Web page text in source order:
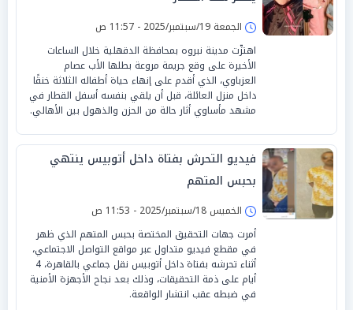
الجمعة 19/سبتمبر/2025 - 11:57 ص
اهتزّت مدينة نبروه بمحافظة الدقهلية خلال الساعات
الأخيرة على وقع جريمة مروعة بطلها الأب عصام
العزباوي، الذي أقدم على إنهاء حياة أطفاله الثلاثة خنقًا
داخل منزل العائلة، قبل أن يلقي بنفسه أسفل القطار في
مشهد مأساوي أثار حالة من الحزن والذهول بين الأهالي.
فيديو التحرش بفتاة داخل أتوبيس ينتهي
بحبس المتهم
الخميس 18/سبتمبر/2025 - 11:53 ص
أمرت جهات التحقيق المختصة بحبس المتهم الذي ظهر
في مقطع فيديو متداول عبر مواقع التواصل الاجتماعي،
أثناء تحرشه بفتاة داخل أتوبيس نقل جماعي بالقاهرة، 4
أيام على ذمة التحقيقات، وذلك بعد نجاح الأجهزة الأمنية
في ضبطه عقب انتشار الواقعة.